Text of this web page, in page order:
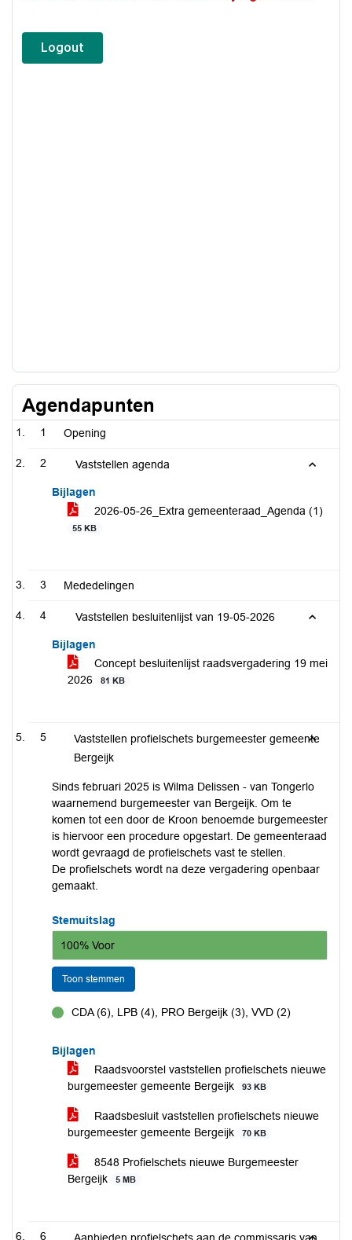
Agendapunten
1 Opening
2 Vaststellen agenda
Bijlagen
2026-05-26_Extra gemeenteraad_Agenda (1)
55 KB
3 Mededelingen
4 Vaststellen besluitenlijst van 19-05-2026
Bijlagen
Concept besluitenlijst raadsvergadering 19 mei
2026
81 KB
5
Vaststellen profielschets burgemeester gemeente
Bergeijk
Sinds februari 2025 is Wilma Delissen - van Tongerlo
waarnemend burgemeester van Bergeijk. Om te
komen tot een door de Kroon benoemde burgemeester
is hiervoor een procedure opgestart. De gemeenteraad
wordt gevraagd de profielschets vast te stellen.
De profielschets wordt na deze vergadering openbaar
gemaakt.
Stemuitslag
100% Voor
Toon stemmen
CDA (6), LPB (4), PRO Bergeijk (3), VVD (2)
Bijlagen
Raadsvoorstel vaststellen profielschets nieuwe
burgemeester gemeente Bergeijk
93 KB
Raadsbesluit vaststellen profielschets nieuwe
burgemeester gemeente Bergeijk
70 KB
8548 Profielschets nieuwe Burgemeester
Bergeijk
5 MB
6